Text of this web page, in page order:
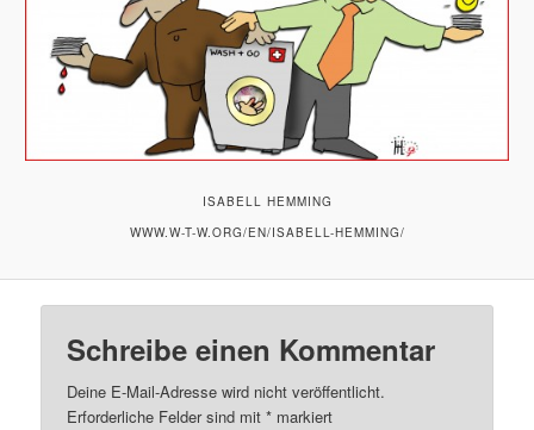
ISABELL HEMMING
WWW.W-T-W.ORG/EN/ISABELL-HEMMING/
Schreibe einen Kommentar
Deine E-Mail-Adresse wird nicht veröffentlicht.
Erforderliche Felder sind mit* markiert